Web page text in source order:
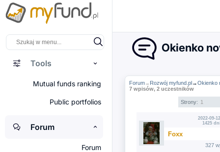
Tools
Mutual funds ranking
Public portfolios
Forum
Forum
Okienko
Forum→ Rozwój myfund.pl→Okienko
7 wpisów, 2 uczestników
Strony: 1
2022-09-
1425
Foxx
327